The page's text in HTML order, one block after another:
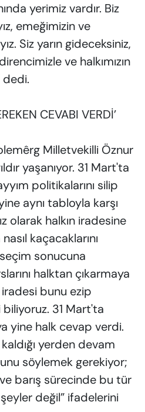
yerimiz vardır. Biz
emeğimizin ve
Siz yarın gideceksiniz,
ve halkımızın
dedi.
CEVABI VERDİ’
Milletvekilli Öznur
yaşanıyor. 31 Mart'ta
politikalarını silip
aynı tabloyla karşı
olarak halkın iradesine
kaçacaklarını
seçim sonucuna
halktan çıkarmaya
iradesi bunu ezip
31 Mart'ta
yine halk cevap verdi.
yerden devam
söylemek gerekiyor;
barış sürecinde bu tür
değil” ifadelerini